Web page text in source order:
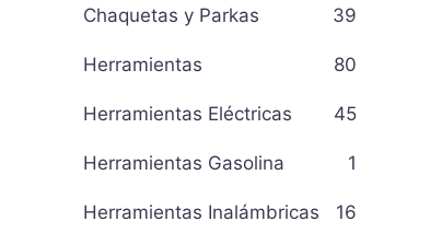
Chaquetas y Parkas 39
Herramientas 80
Herramientas Eléctricas 45
Herramientas Gasolina 1
Herramientas Inalámbricas 16